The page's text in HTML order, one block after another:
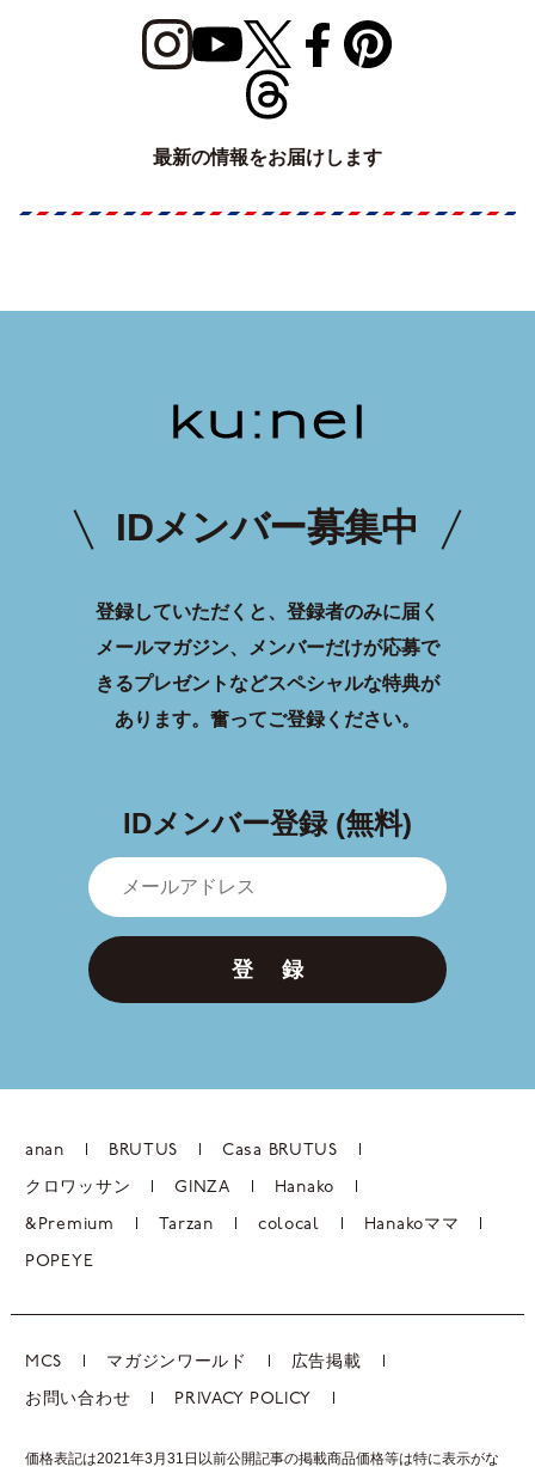
最新の情報をお届けします
IDメンバー募集中
登録していただくと、登録者のみに届く
メールマガジン、メンバーだけが応募で
きるプレゼントなどスペシャルな特典が
あります。 奮ってご登録ください。
IDメンバー登録 (無料)
登 録
anan BRUTUS Casa BRUTUS
クロワッサン GINZA Hanako
&Premium Tarzan colocal Hanakoママ
POPEYE
MCS マガジンワールド 広告掲載
お問い合わせ PRIVACY POLICY
価格表記は2021年3月31日以前公開記事の掲載商品価格等は特に表示がな